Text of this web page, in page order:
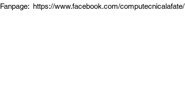
Fanpage:  https://www.facebook.com/computecnicalafate/